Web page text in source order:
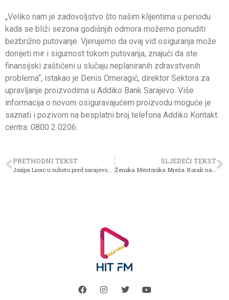
„Veliko nam je zadovoljstvo što našim klijentima u periodu
kada se bliži sezona godišnjih odmora možemo ponuditi
bezbrižno putovanje. Vjerujemo da ovaj vid osiguranja može
donijeti mir i sigurnost tokom putovanja, znajući da ste
finansijski zaštićeni u slučaju neplaniranih zdravstvenih
problema“, istakao je Denis Omeragić, direktor Sektora za
upravljanje proizvodima u Addiko Bank Sarajevo. Više
informacija o novom osiguravajućem proizvodu moguće je
saznati i pozivom na besplatni broj telefona Addiko Kontakt
centra: 0800 2 0206.
PRETHODNI TEKST SLJEDEĆI TEKST